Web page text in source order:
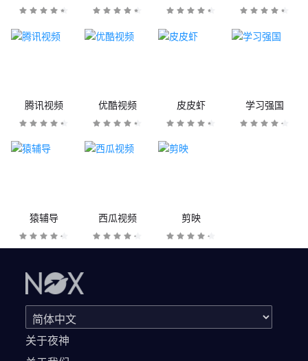
腾讯视频 优酷视频 皮皮虾 学习强国
猿辅导 西瓜视频 剪映
关于夜神